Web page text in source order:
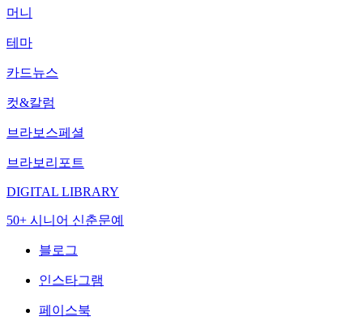
머니
테마
카드뉴스
컷&칼럼
브라보스페셜
브라보리포트
DIGITAL LIBRARY
50+ 시니어 신춘문예
블로그
인스타그램
페이스북